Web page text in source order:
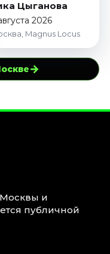
Цыганова
2026
Magnus Locus
→
и
публичной